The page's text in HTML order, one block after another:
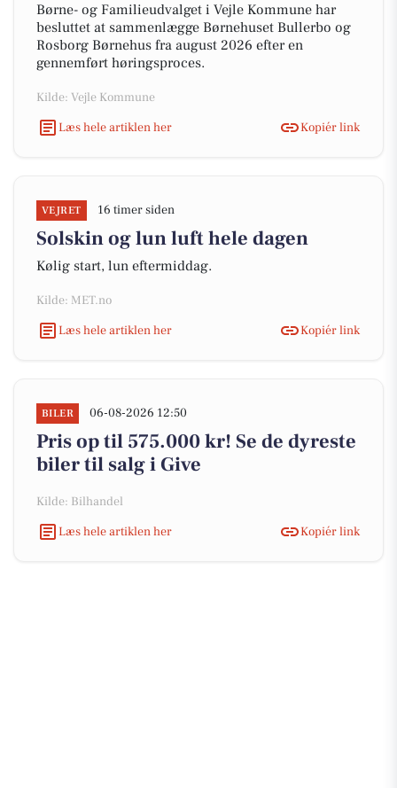
Børne- og Familieudvalget i Vejle Kommune har
besluttet at sammenlægge Børnehuset Bullerbo og
Rosborg Børnehus fra august 2026 efter en
gennemført høringsproces.
Kilde: Vejle Kommune
Læs hele artiklen her
Kopiér link
VEJRET 16 timer siden
Solskin og lun luft hele dagen
Kølig start, lun eftermiddag.
Kilde: MET.no
Læs hele artiklen her
Kopiér link
BILER 06-08-2026 12:50
Pris op til 575.000 kr! Se de dyreste
biler til salg i Give
Kilde: Bilhandel
Læs hele artiklen her
Kopiér link